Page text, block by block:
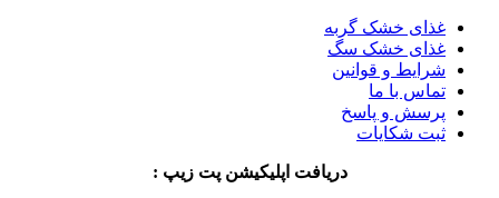
غذای خشک گربه
غذای خشک سگ
شرایط و قوانین
تماس با ما
پرسش و پاسخ
ثبت شکایات
دریافت اپلیکیشن پت زیپ :